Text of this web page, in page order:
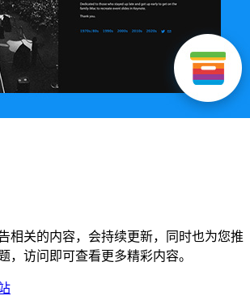
相关的内容，会持续更新，同时也为您推
，访问即可查看更多精彩内容。